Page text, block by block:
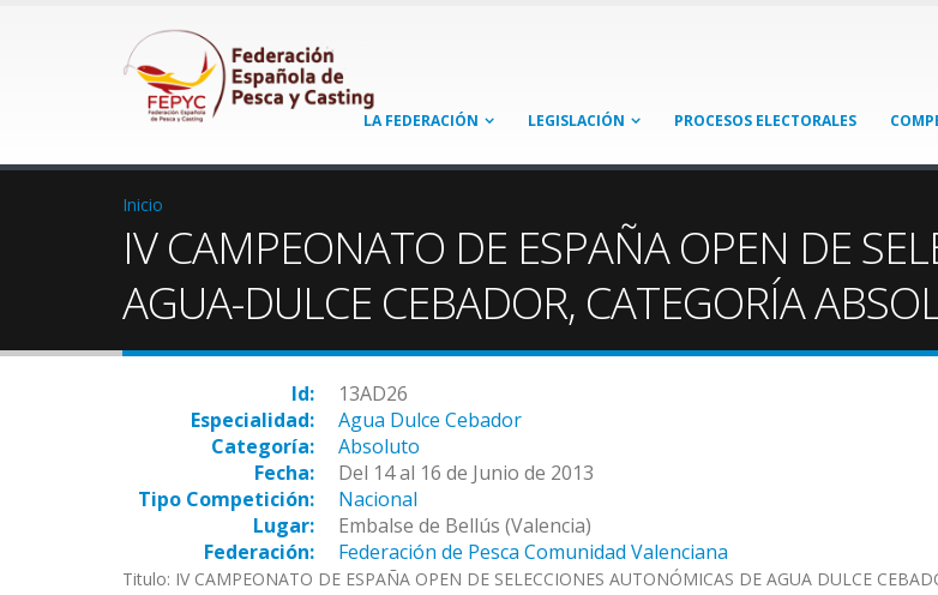
LA FEDERACIÓN LEGISLACIÓN PROCESOS ELECTORALES
Inicio
IV CAMPEONATO DE ESPAÑA OPEN DE
AGUA-DULCE CEBADOR, CATEGORÍA
Id:
13AD26
Especialidad:
Agua Dulce Cebador
Categoría:
Absoluto
Fecha:
Del 14 al 16 de Junio de 2013
Tipo Competición:
Nacional
Lugar:
Embalse de Bellús (Valencia)
Federación:
Federación de Pesca Comunidad Valenciana
Titulo: IV CAMPEONATO DE ESPAÑA OPEN DE SELECCIONES AUTONÓMICAS DE AGUA DULCE